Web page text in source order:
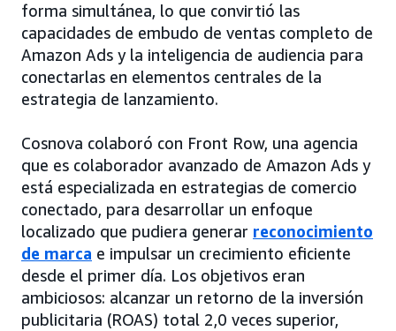
forma simultánea, lo que convirtió las
capacidades de embudo de ventas completo de
Amazon Ads y la inteligencia de audiencia para
conectarlas en elementos centrales de la
estrategia de lanzamiento.
Cosnova colaboró con Front Row, una agencia
que es colaborador avanzado de Amazon Ads y
está especializada en estrategias de comercio
conectado, para desarrollar un enfoque
localizado que pudiera generar reconocimiento
de marca e impulsar un crecimiento eficiente
desde el primer día. Los objetivos eran
ambiciosos: alcanzar un retorno de la inversión
publicitaria (ROAS) total 2,0 veces superior,